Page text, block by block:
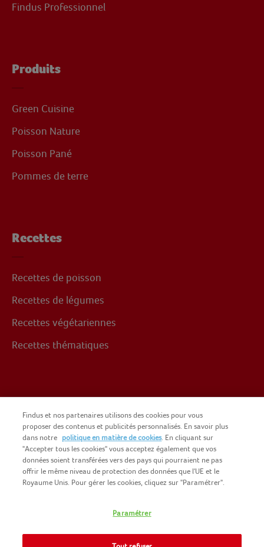
Findus Professionnel
Produits
Green Cuisine
Poisson Nature
Poisson Pané
Pommes de terre
Recettes
Recettes de poisson
Recettes de légumes
Recettes végétariennes
Recettes thématiques
Facebook
NOMAD FOODS
Findus et nos partenaires utilisons des cookies pour vous
proposer des contenus et publicités personnalisés. En savoir plus
dans notre politique en matière de cookies. En cliquant sur
"Accepter tous les cookies" vous acceptez également que vos
données soient transférées vers des pays qui pourraient ne pas
offrir le même niveau de protection des données que l'UE et le
Royaume Unis. Pour gérer les cookies, cliquez sur "Paramétrer".
Paramétrer